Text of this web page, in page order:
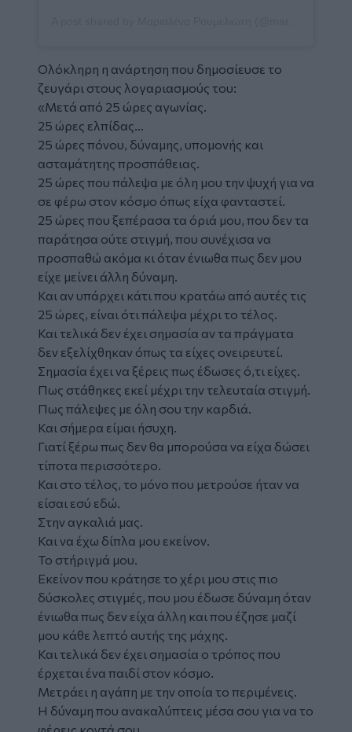
Ολόκληρη η ανάρτηση που δημοσίευσε το
ζευγάρι στους λογαριασμούς του:
«Μετά από 25 ώρες αγωνίας.
25 ώρες ελπίδας…
25 ώρες πόνου, δύναμης, υπομονής και
ασταμάτητης προσπάθειας.
25 ώρες που πάλεψα με όλη μου την ψυχή για να
σε φέρω στον κόσμο όπως είχα φανταστεί.
25 ώρες που ξεπέρασα τα όριά μου, που δεν τα
παράτησα ούτε στιγμή, που συνέχισα να
προσπαθώ ακόμα κι όταν ένιωθα πως δεν μου
είχε μείνει άλλη δύναμη.
Και αν υπάρχει κάτι που κρατάω από αυτές τις
25 ώρες, είναι ότι πάλεψα μέχρι το τέλος.
Και τελικά δεν έχει σημασία αν τα πράγματα
δεν εξελίχθηκαν όπως τα είχες ονειρευτεί.
Σημασία έχει να ξέρεις πως έδωσες ό,τι είχες.
Πως στάθηκες εκεί μέχρι την τελευταία στιγμή.
Πως πάλεψες με όλη σου την καρδιά.
Και σήμερα είμαι ήσυχη.
Γιατί ξέρω πως δεν θα μπορούσα να είχα δώσει
τίποτα περισσότερο.
Και στο τέλος, το μόνο που μετρούσε ήταν να
είσαι εσύ εδώ.
Στην αγκαλιά μας.
Και να έχω δίπλα μου εκείνον.
Το στήριγμά μου.
Εκείνον που κράτησε το χέρι μου στις πιο
δύσκολες στιγμές, που μου έδωσε δύναμη όταν
ένιωθα πως δεν είχα άλλη και που έζησε μαζί
μου κάθε λεπτό αυτής της μάχης.
Και τελικά δεν έχει σημασία ο τρόπος που
έρχεται ένα παιδί στον κόσμο.
Μετράει η αγάπη με την οποία το περιμένεις.
Η δύναμη που ανακαλύπτεις μέσα σου για να το